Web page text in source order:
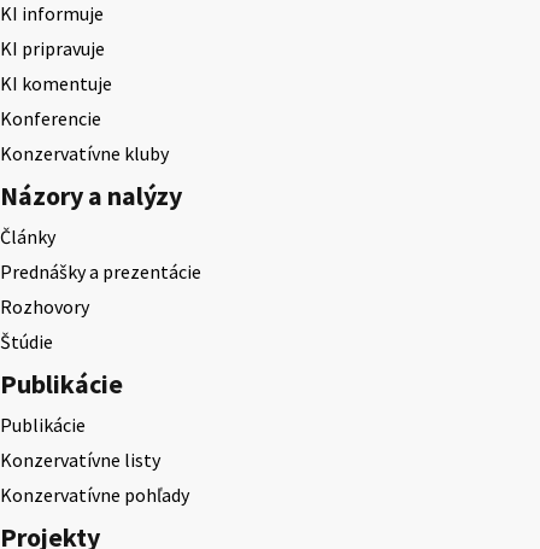
KI informuje
KI pripravuje
KI komentuje
Konferencie
Konzervatívne kluby
Názory a nalýzy
Články
Prednášky a prezentácie
Rozhovory
Štúdie
Publikácie
Publikácie
Konzervatívne listy
Konzervatívne pohľady
Projekty